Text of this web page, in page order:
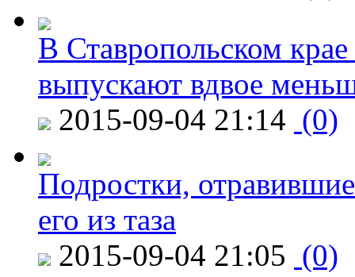
В Ставропольском
выпускают вдвое
2015-09-04 21:14 (0)
Подростки,
его из таза
2015-09-04 21:05 (0)